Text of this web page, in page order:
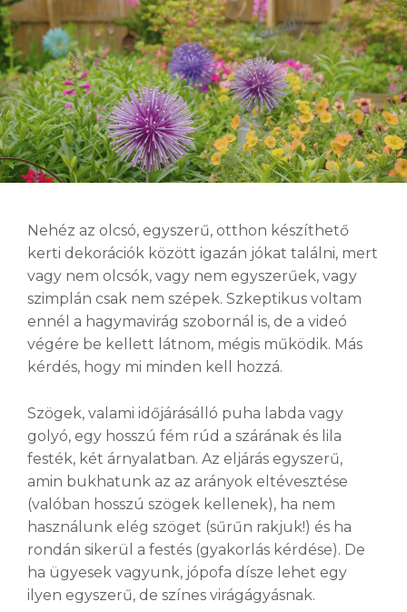
Nehéz az olcsó, egyszerű, otthon készíthető
kerti dekorációk között igazán jókat találni, mert
vagy nem olcsók, vagy nem egyszerűek, vagy
szimplán csak nem szépek. Szkeptikus voltam
ennél a hagymavirág szobornál is, de a videó
végére be kellett látnom, mégis működik. Más
kérdés, hogy mi minden kell hozzá.
Szögek, valami időjárásálló puha labda vagy
golyó, egy hosszú fém rúd a szárának és lila
festék, két árnyalatban. Az eljárás egyszerű,
amin bukhatunk az az arányok eltévesztése
(valóban hosszú szögek kellenek), ha nem
használunk elég szöget (sűrűn rakjuk!) és ha
rondán sikerül a festés (gyakorlás kérdése). De
ha ügyesek vagyunk, jópofa dísze lehet egy
ilyen egyszerű, de színes virágágyásnak.